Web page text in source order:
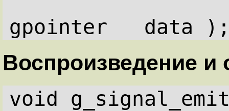
gpointer   data
Воспроизведение и
void